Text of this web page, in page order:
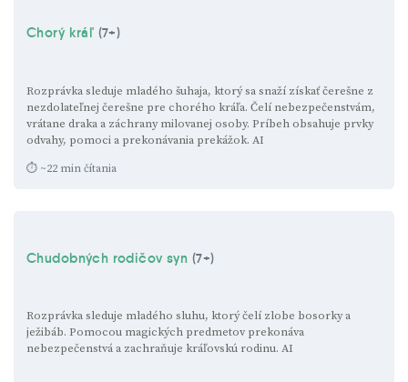
Chorý kráľ (7+)
Rozprávka sleduje mladého šuhaja, ktorý sa snaží získať čerešne z
nezdolateľnej čerešne pre chorého kráľa. Čelí nebezpečenstvám,
vrátane draka a záchrany milovanej osoby. Príbeh obsahuje prvky
odvahy, pomoci a prekonávania prekážok. AI
⏱ ~22 min čítania
Chudobných rodičov syn (7+)
Rozprávka sleduje mladého sluhu, ktorý čelí zlobe bosorky a
ježibáb. Pomocou magických predmetov prekonáva
nebezpečenstvá a zachraňuje kráľovskú rodinu. AI